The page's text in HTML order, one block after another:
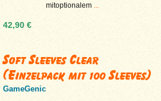
mitoptionalem ...
42,90 €
Soft Sleeves Clear
(Einzelpack mit 100 Sleeves)
GameGenic